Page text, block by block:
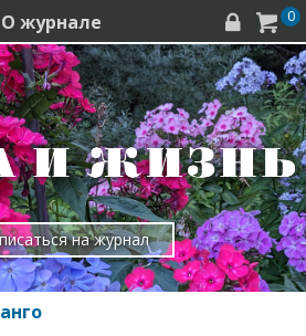
О журнале   0
на журнал